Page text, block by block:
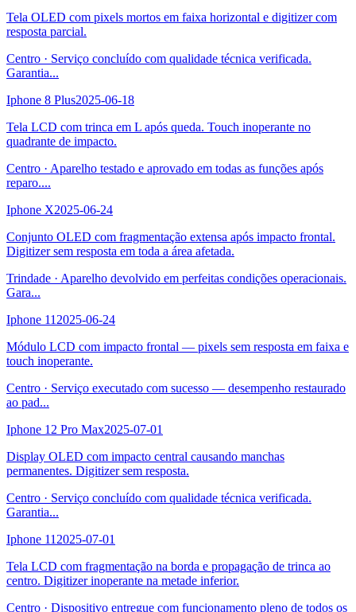
Tela OLED com pixels mortos em faixa horizontal e digitizer com
resposta parcial.
Centro · Serviço concluído com qualidade técnica verificada.
Garantia...
Iphone 8 Plus2025-06-18
Tela LCD com trinca em L após queda. Touch inoperante no
quadrante de impacto.
Centro · Aparelho testado e aprovado em todas as funções após
reparo....
Iphone X2025-06-24
Conjunto OLED com fragmentação extensa após impacto frontal.
Digitizer sem resposta em toda a área afetada.
Trindade · Aparelho devolvido em perfeitas condições operacionais.
Gara...
Iphone 11 2025-06-24
Módulo LCD com impacto frontal — pixels sem resposta em faixa e
touch inoperante.
Centro · Serviço executado com sucesso — desempenho restaurado
ao pad...
Iphone 12 Pro Max2025-07-01
Display OLED com impacto central causando manchas
permanentes. Digitizer sem resposta.
Centro · Serviço concluído com qualidade técnica verificada.
Garantia...
Iphone 11 2025-07-01
Tela LCD com fragmentação na borda e propagação de trinca ao
centro. Digitizer inoperante na metade inferior.
Centro · Dispositivo entregue com funcionamento pleno de todos os